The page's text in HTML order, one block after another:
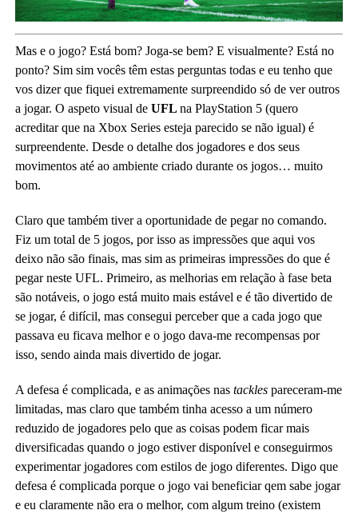
Mas e o jogo? Está bom? Joga-se bem? E visualmente? Está no
ponto? Sim sim vocês têm estas perguntas todas e eu tenho que
vos dizer que fiquei extremamente surpreendido só de ver outros
a jogar. O aspeto visual de UFL na PlayStation 5 (quero
acreditar que na Xbox Series esteja parecido se não igual) é
surpreendente. Desde o detalhe dos jogadores e dos seus
movimentos até ao ambiente criado durante os jogos… muito
bom.
Claro que também tiver a oportunidade de pegar no comando.
Fiz um total de 5 jogos, por isso as impressões que aqui vos
deixo não são finais, mas sim as primeiras impressões do que é
pegar neste UFL. Primeiro, as melhorias em relação à fase beta
são notáveis, o jogo está muito mais estável e é tão divertido de
se jogar, é difícil, mas consegui perceber que a cada jogo que
passava eu ficava melhor e o jogo dava-me recompensas por
isso, sendo ainda mais divertido de jogar.
A defesa é complicada, e as animações nas tackles pareceram-me
limitadas, mas claro que também tinha acesso a um número
reduzido de jogadores pelo que as coisas podem ficar mais
diversificadas quando o jogo estiver disponível e conseguirmos
experimentar jogadores com estilos de jogo diferentes. Digo que
defesa é complicada porque o jogo vai beneficiar qem sabe jogar
e eu claramente não era o melhor, com algum treino (existem